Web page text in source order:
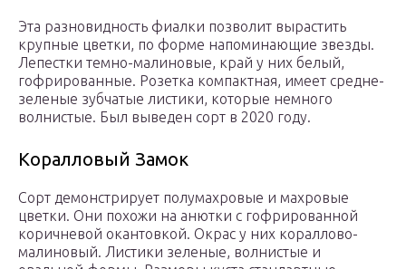
Эта разновидность фиалки позволит вырастить
крупные цветки, по форме напоминающие звезды.
Лепестки темно-малиновые, край у них белый,
гофрированные. Розетка компактная, имеет средне-
зеленые зубчатые листики, которые немного
волнистые. Был выведен сорт в 2020 году.
Коралловый Замок
Сорт демонстрирует полумахровые и махровые
цветки. Они похожи на анютки с гофрированной
коричневой окантовкой. Окрас у них кораллово-
малиновый. Листики зеленые, волнистые и